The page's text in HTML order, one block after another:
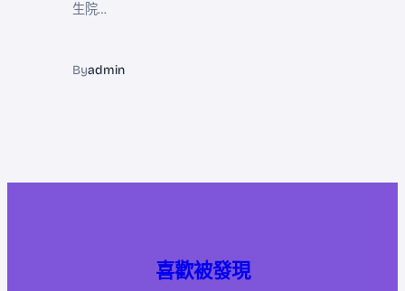
生院…
Byadmin
喜歡被發現